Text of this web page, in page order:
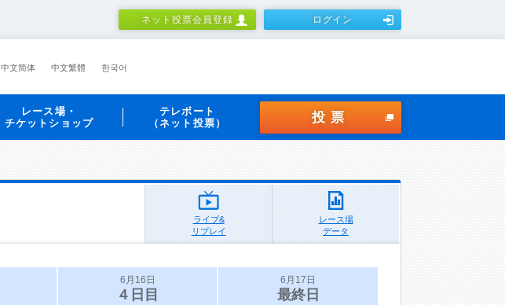
ネット投票会員登録 ログイン
中文简体 中文繁體 한국어
レース場・
チケットショップ
テレボート
（ネット投票）
投票
ライブ&
リプレイ
レース場
データ
6月16日
４日目
6月17日
最終日